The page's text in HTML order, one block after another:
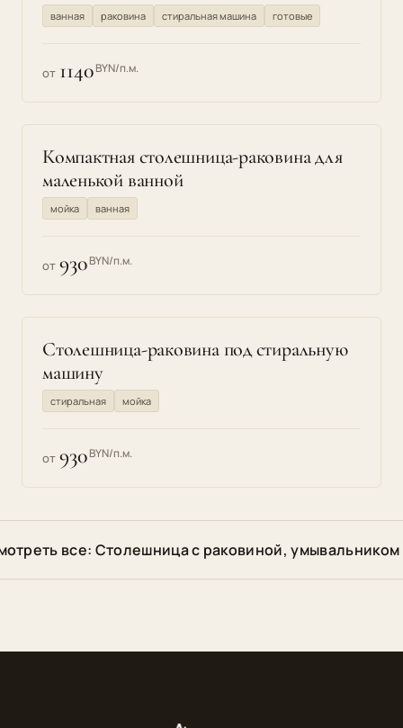
ванная раковина стиральная машина готовые
от 1140BYN/п.м.
Компактная столешница-раковина для
маленькой ванной
мойка ванная
от 930BYN/п.м.
Столешница-раковина под стиральную
машину
стиральная мойка
от 930BYN/п.м.
все: Столешница с раковиной,